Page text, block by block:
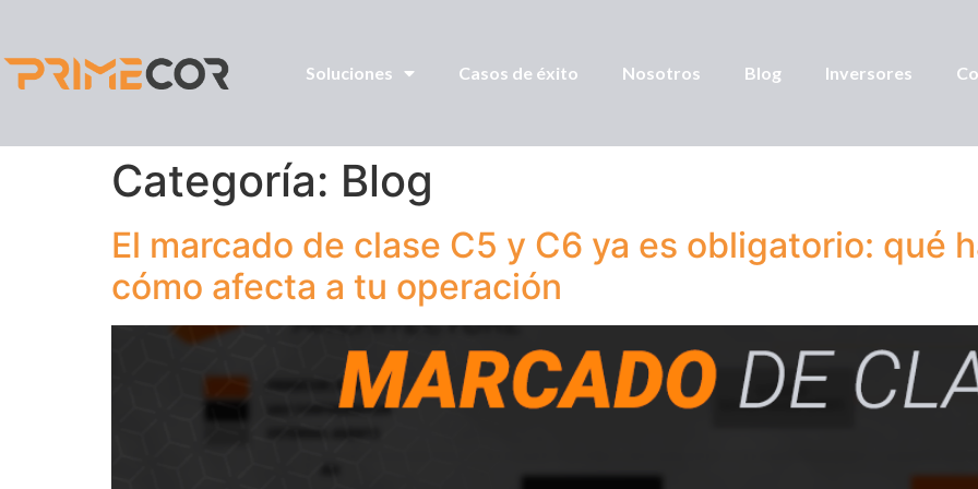
Soluciones Casos de éxito Nosotros Blog Inversores
Categoría: Blog
El marcado de clase C5 y C6 ya es obligatorio: qué
cómo afecta a tu operación